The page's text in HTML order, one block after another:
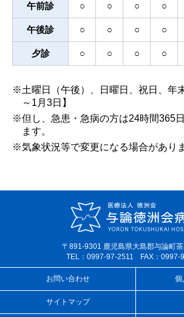
午前診 ○ ○ ○ ○
午後診 ○ ○ ○ ○
夕診 ○ ○ ○ ○
※土曜日（午後）、日曜日、祝日、年
～1月3日】
※但し、急患・急病の方は24時間365
ます。
※気象状況等で変更になる場合があり
〒891-9301 鹿児島県大島郡与論町
TEL：0997-97-2511
FAX：0997-
お問い合わせ 個
サイトマップ